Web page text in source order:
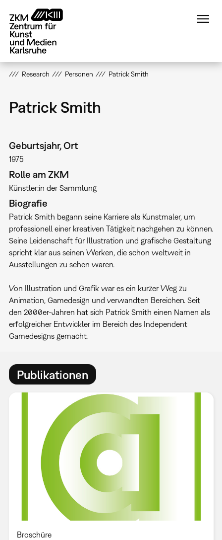
zum
Inhalt
Research Personen Patrick Smith
Patrick Smith
Geburtsjahr, Ort
1975
Rolle am ZKM
Künstler:in der Sammlung
Biografie
Patrick Smith begann seine Karriere als Kunstmaler, um
professionell einer kreativen Tätigkeit nachgehen zu können.
Seine Leidenschaft für Illustration und grafische Gestaltung
spricht klar aus seinen Werken, die schon weltweit in
Ausstellungen zu sehen waren.
Von Illustration und Grafik war es ein kurzer Weg zu
Animation, Gamedesign und verwandten Bereichen. Seit
den 2000er-Jahren hat sich Patrick Smith einen Namen als
erfolgreicher Entwickler im Bereich des Independent
Gamedesigns gemacht.
Publikationen
Broschüre